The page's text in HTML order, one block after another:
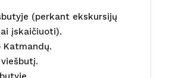
(perkant ekskursijų
įskaičiuoti).
Katmandų.